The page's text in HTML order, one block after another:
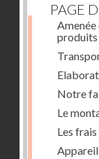
PAGE
Notre
Le
Les